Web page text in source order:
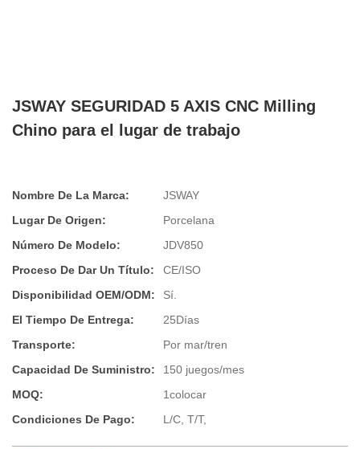
JSWAY SEGURIDAD 5 AXIS CNC Milling
Chino para el lugar de trabajo
Nombre De La Marca:
JSWAY
Lugar De Origen:
Porcelana
Número De Modelo:
JDV850
Proceso De Dar Un Título:
CE/ISO
Disponibilidad OEM/ODM:
Sí.
El Tiempo De Entrega:
25Días
Transporte:
Por mar/tren
Capacidad De Suministro:
150 juegos/mes
MOQ:
1colocar
Condiciones De Pago:
L/C, T/T,